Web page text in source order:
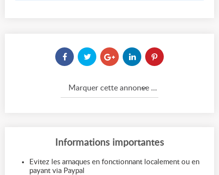
Marquer cette annonce comme...
Informations importantes
Evitez les arnaques en fonctionnant localement ou en
payant via Paypal